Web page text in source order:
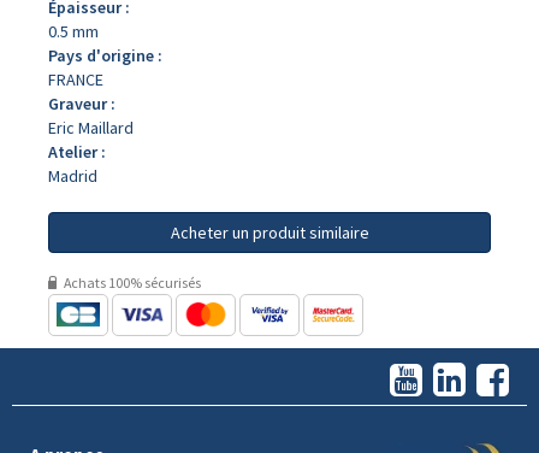
Épaisseur :
0.5 mm
Pays d'origine :
FRANCE
Graveur :
Eric Maillard
Atelier :
Madrid
Acheter un produit similaire
Achats 100% sécurisés